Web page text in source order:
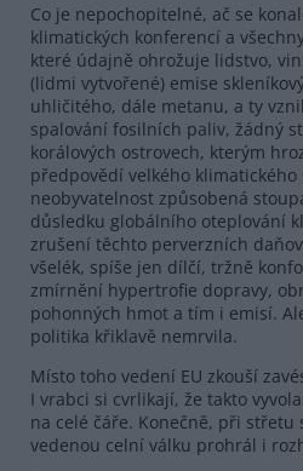
Co je nepochopitelné, ač se
klimatických konferencí a
které údajně ohrožuje lidstvo,
(lidmi vytvořené) emise
uhličitého, dále metanu, a ty
spalování fosilních paliv, žádný
korálových ostrovech, kterým
předpovědí velkého klimatického
neobyvatelnost způsobená
důsledku globálního oteplování
zrušení těchto perverzních
všelék, spíše jen dílčí, tržně
zmírnění hypertrofie dopravy,
pohonných hmot a tím i emisí.
politika křiklavě nemrvila.
Místo toho vedení EU zkouší
I vrabci si cvrlikají, že takto
na celé čáře. Konečně, při střetu
vedenou celní válku prohrál i